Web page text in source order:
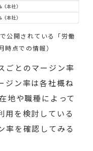
公開されている「労働
点での情報）
ごとのマージン率
ジン率は各社概ね
地や職種によって
用を検討している
率を確認してみる